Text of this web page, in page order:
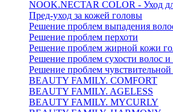
NOOK.NECTAR COLOR - Уход
Пред-уход за кожей головы
Решение проблем выпадения
Решение проблем перхоти
Решение проблем жирной кожи
Решение проблем сухости волос
Решение проблем
BEAUTY FAMILY. COMFORT
BEAUTY FAMILY. AGELESS
BEAUTY FAMILY. MYCURLY